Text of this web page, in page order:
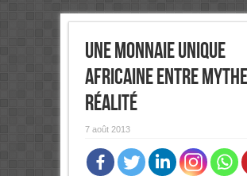
Une monnaie unique
africaine Entre
réalité
7 août 2013